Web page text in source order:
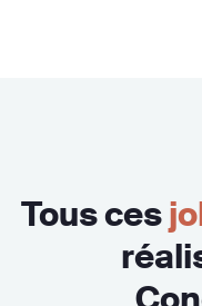
Tous ces